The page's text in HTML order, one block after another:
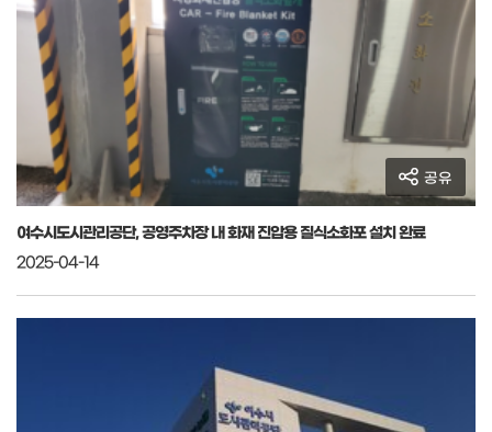
공유
여수시도시관리공단, 공영주차장 내 화재 진압용 질식소화포 설치 완료
2025-04-14